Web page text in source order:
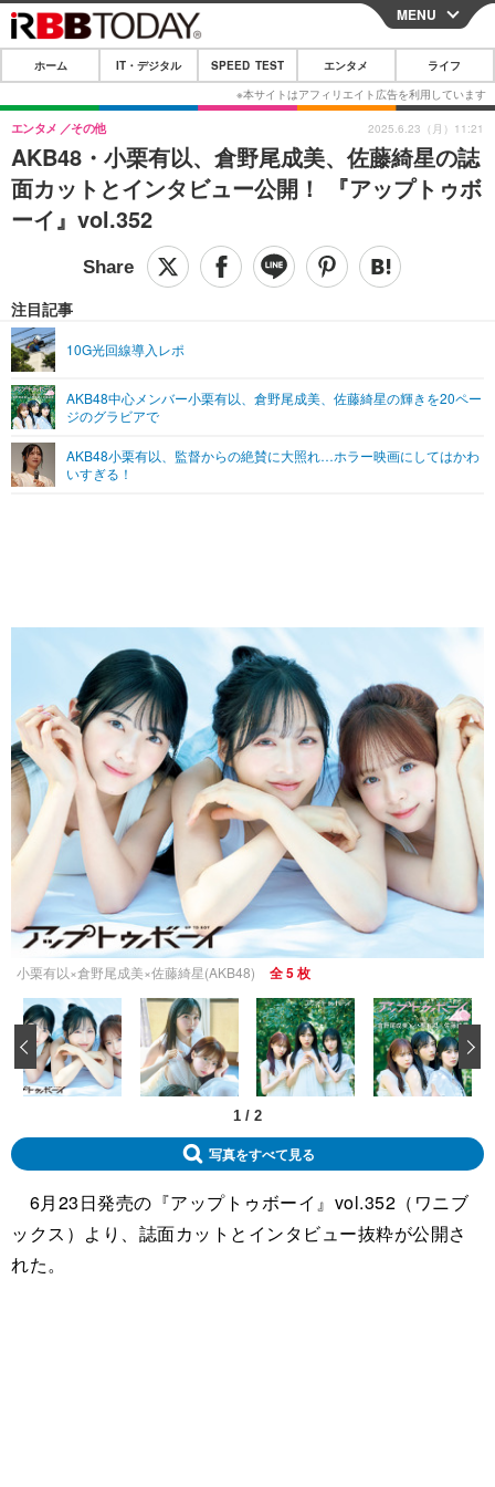
CLOSE
ホーム
IT・デジタル
IT・デジタルTOP スマートフォン
ネタ
ショッピング その他
SPEED TEST
エンタメ
エンタメTOP 映画・ドラマ
音楽
グラビア ブログ
ペット
その他
リリース一覧
プッシュ通知の停止方法
MENU
ホーム IT・デジタル SPEED TEST エンタメ ライフ
AKB48・小栗有以、倉野尾成美、佐藤綺星の誌
面カットとインタビュー公開！ 『アップトゥボ
ーイ』vol.352
エンタメ その他
注目記事
10G光回線導入レポ
AKB48中心メンバー小栗有以、倉野尾成美、佐藤綺星の輝きを20ペー
ジのグラビアで
AKB48小栗有以、監督からの絶賛に大照れ…ホラー映画にしてはかわ
いすぎる！
2025.6.23（月）11:21
小栗有以×倉野尾成美×佐藤綺星(AKB48) 全 5 枚
1 / 2
‹
写真をすべて見る
6月23日発売の『アップトゥボーイ』vol.352（ワニブ
ックス）より、誌面カットとインタビュー抜粋が公開さ
れた。